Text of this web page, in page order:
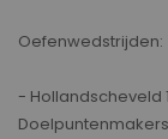
Oefenwedstrijden:
- Hollandscheveld